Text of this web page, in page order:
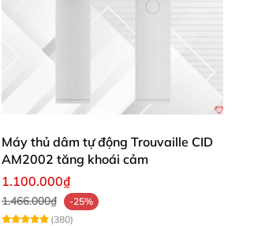
Máy thủ dâm tự động Trouvaille CID
AM2002 tăng khoái cảm
1.100.000₫
1.466.000₫
-25%
(380)